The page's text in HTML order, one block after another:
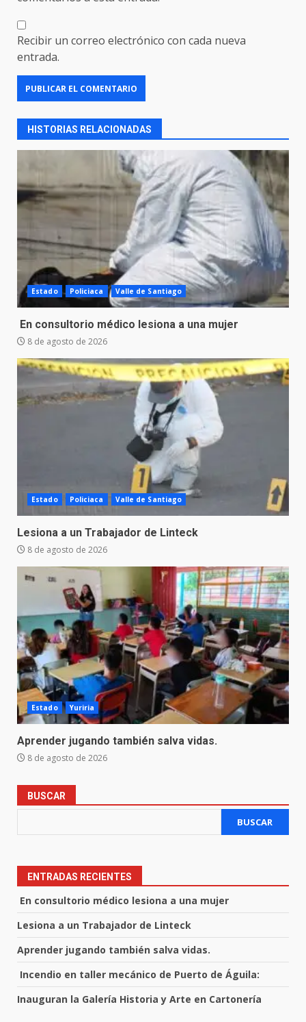
Recibir un correo electrónico con cada nueva
entrada.
HISTORIAS RELACIONADAS
Estado Policiaca Valle de Santiago
En consultorio médico lesiona a una mujer
8 de agosto de 2026
Estado Policiaca Valle de Santiago
Lesiona a un Trabajador de Linteck
8 de agosto de 2026
Estado Yuriria
Aprender jugando también salva vidas.
8 de agosto de 2026
BUSCAR
BUSCAR
ENTRADAS RECIENTES
En consultorio médico lesiona a una mujer
Lesiona a un Trabajador de Linteck
Aprender jugando también salva vidas.
Incendio en taller mecánico de Puerto de Águila:
Inauguran la Galería Historia y Arte en Cartonería